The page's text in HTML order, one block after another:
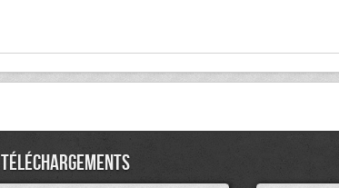
Téléchargements